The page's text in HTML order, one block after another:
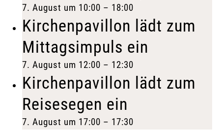
7. August um 10:00 – 18:00
Kirchenpavillon lädt zum
Mittagsimpuls ein
7. August um 12:00 – 12:30
Kirchenpavillon lädt zum
Reisesegen ein
7. August um 17:00 – 17:30